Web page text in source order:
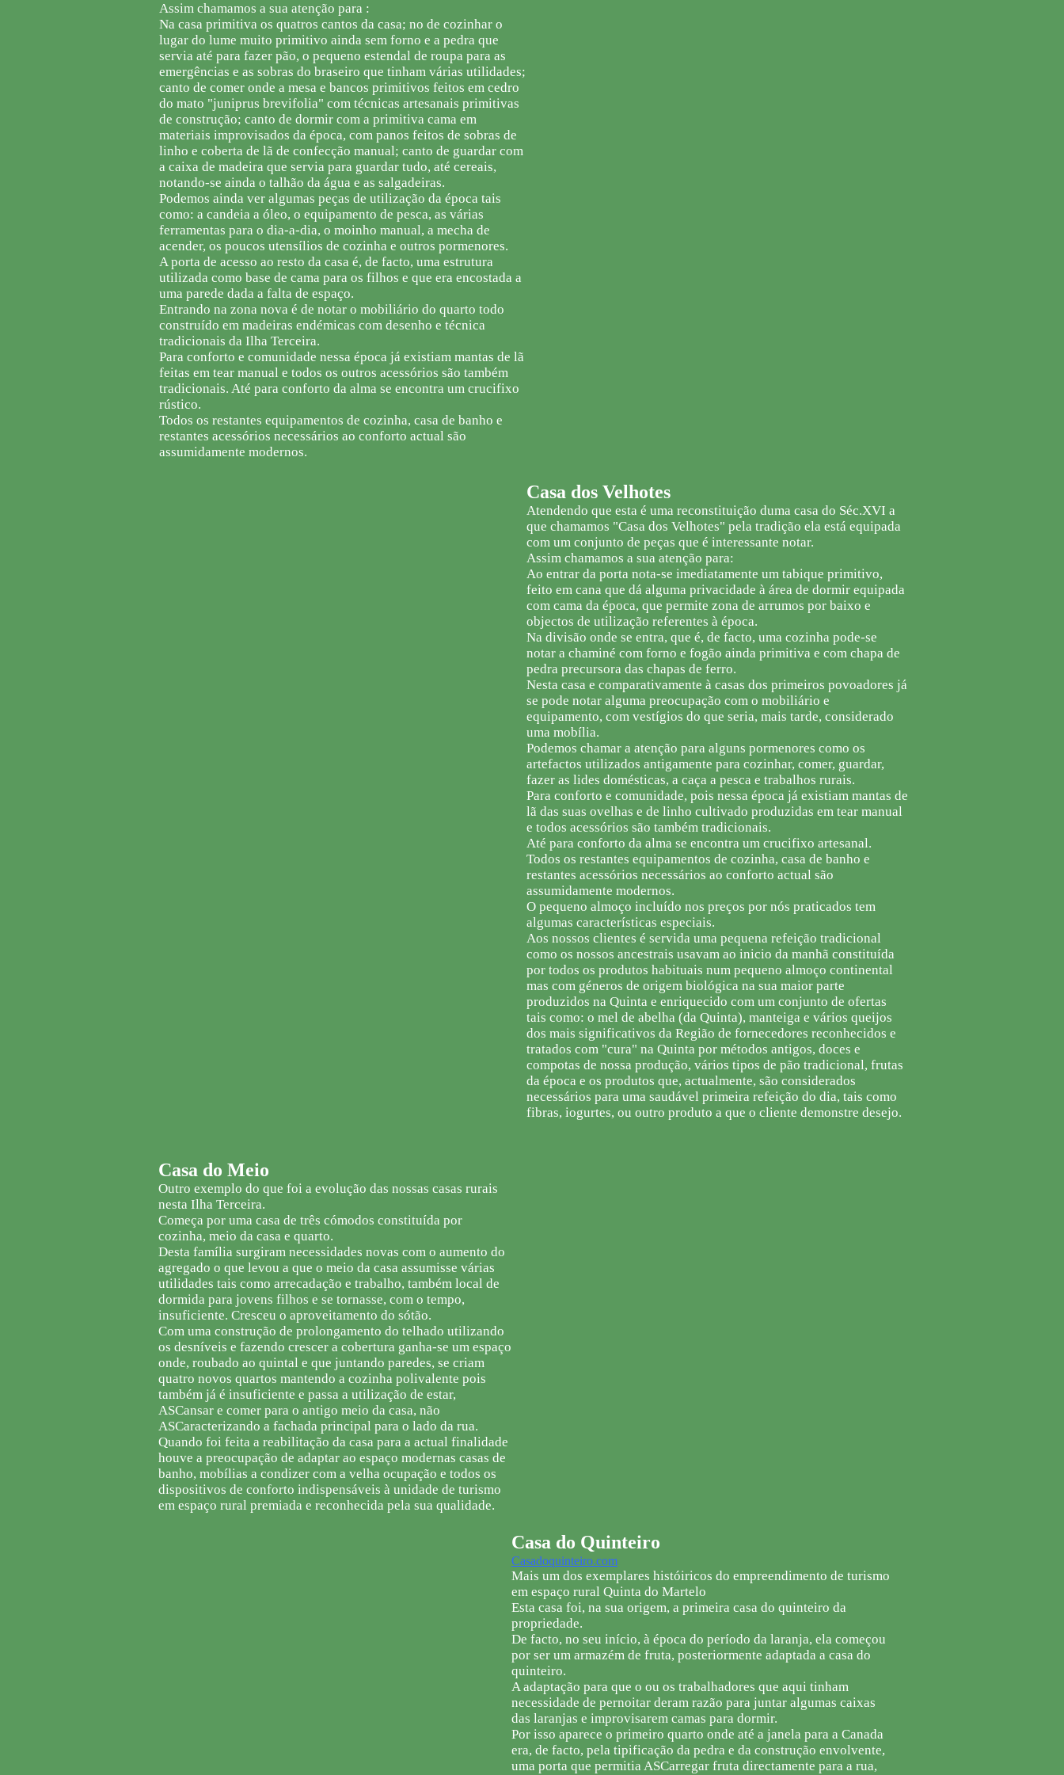
Assim chamamos a sua atenção para :
Na casa primitiva os quatros cantos da casa; no de cozinhar o
lugar do lume muito primitivo ainda sem forno e a pedra que
servia até para fazer pão, o pequeno estendal de roupa para as
emergências e as sobras do braseiro que tinham várias utilidades;
canto de comer onde a mesa e bancos primitivos feitos em cedro
do mato "juniprus brevifolia" com técnicas artesanais primitivas
de construção; canto de dormir com a primitiva cama em
materiais improvisados da época, com panos feitos de sobras de
linho e coberta de lã de confecção manual; canto de guardar com
a caixa de madeira que servia para guardar tudo, até cereais,
notando-se ainda o talhão da água e as salgadeiras.
Podemos ainda ver algumas peças de utilização da época tais
como: a candeia a óleo, o equipamento de pesca, as várias
ferramentas para o dia-a-dia, o moinho manual, a mecha de
acender, os poucos utensílios de cozinha e outros pormenores.
A porta de acesso ao resto da casa é, de facto, uma estrutura
utilizada como base de cama para os filhos e que era encostada a
uma parede dada a falta de espaço.
Entrando na zona nova é de notar o mobiliário do quarto todo
construído em madeiras endémicas com desenho e técnica
tradicionais da Ilha Terceira.
Para conforto e comunidade nessa época já existiam mantas de lã
feitas em tear manual e todos os outros acessórios são também
tradicionais. Até para conforto da alma se encontra um crucifixo
rústico.
Todos os restantes equipamentos de cozinha, casa de banho e
restantes acessórios necessários ao conforto actual são
assumidamente modernos.
Casa dos Velhotes
Atendendo que esta é uma reconstituição duma casa do Séc.XVI a
que chamamos "Casa dos Velhotes" pela tradição ela está equipada
com um conjunto de peças que é interessante notar.
Assim chamamos a sua atenção para:
Ao entrar da porta nota-se imediatamente um tabique primitivo,
feito em cana que dá alguma privacidade à área de dormir equipada
com cama da época, que permite zona de arrumos por baixo e
objectos de utilização referentes à época.
Na divisão onde se entra, que é, de facto, uma cozinha pode-se
notar a chaminé com forno e fogão ainda primitiva e com chapa de
pedra precursora das chapas de ferro.
Nesta casa e comparativamente à casas dos primeiros povoadores já
se pode notar alguma preocupação com o mobiliário e
equipamento, com vestígios do que seria, mais tarde, considerado
uma mobília.
Podemos chamar a atenção para alguns pormenores como os
artefactos utilizados antigamente para cozinhar, comer, guardar,
fazer as lides domésticas, a caça a pesca e trabalhos rurais.
Para conforto e comunidade, pois nessa época já existiam mantas de
lã das suas ovelhas e de linho cultivado produzidas em tear manual
e todos acessórios são também tradicionais.
Até para conforto da alma se encontra um crucifixo artesanal.
Todos os restantes equipamentos de cozinha, casa de banho e
restantes acessórios necessários ao conforto actual são
assumidamente modernos.
O pequeno almoço incluído nos preços por nós praticados tem
algumas características especiais.
Aos nossos clientes é servida uma pequena refeição tradicional
como os nossos ancestrais usavam ao inicio da manhã constituída
por todos os produtos habituais num pequeno almoço continental
mas com géneros de origem biológica na sua maior parte
produzidos na Quinta e enriquecido com um conjunto de ofertas
tais como: o mel de abelha (da Quinta), manteiga e vários queijos
dos mais significativos da Região de fornecedores reconhecidos e
tratados com "cura" na Quinta por métodos antigos, doces e
compotas de nossa produção, vários tipos de pão tradicional, frutas
da época e os produtos que, actualmente, são considerados
necessários para uma saudável primeira refeição do dia, tais como
fibras, iogurtes, ou outro produto a que o cliente demonstre desejo.
Casa do Meio
Outro exemplo do que foi a evolução das nossas casas rurais
nesta Ilha Terceira.
Começa por uma casa de três cómodos constituída por
cozinha, meio da casa e quarto.
Desta família surgiram necessidades novas com o aumento do
agregado o que levou a que o meio da casa assumisse várias
utilidades tais como arrecadação e trabalho, também local de
dormida para jovens filhos e se tornasse, com o tempo,
insuficiente. Cresceu o aproveitamento do sótão.
Com uma construção de prolongamento do telhado utilizando
os desníveis e fazendo crescer a cobertura ganha-se um espaço
onde, roubado ao quintal e que juntando paredes, se criam
quatro novos quartos mantendo a cozinha polivalente pois
também já é insuficiente e passa a utilização de estar,
ASCansar e comer para o antigo meio da casa, não
ASCaracterizando a fachada principal para o lado da rua.
Quando foi feita a reabilitação da casa para a actual finalidade
houve a preocupação de adaptar ao espaço modernas casas de
banho, mobílias a condizer com a velha ocupação e todos os
dispositivos de conforto indispensáveis à unidade de turismo
em espaço rural premiada e reconhecida pela sua qualidade.
Casa do Quinteiro
Casadoquinteiro.com
Mais um dos exemplares históiricos do empreendimento de turismo
em espaço rural Quinta do Martelo
Esta casa foi, na sua origem, a primeira casa do quinteiro da
propriedade.
De facto, no seu início, à época do período da laranja, ela começou
por ser um armazém de fruta, posteriormente adaptada a casa do
quinteiro.
A adaptação para que o ou os trabalhadores que aqui tinham
necessidade de pernoitar deram razão para juntar algumas caixas
das laranjas e improvisarem camas para dormir.
Por isso aparece o primeiro quarto onde até a janela para a Canada
era, de facto, pela tipificação da pedra e da construção envolvente,
uma porta que permitia ASCarregar fruta directamente para a rua,